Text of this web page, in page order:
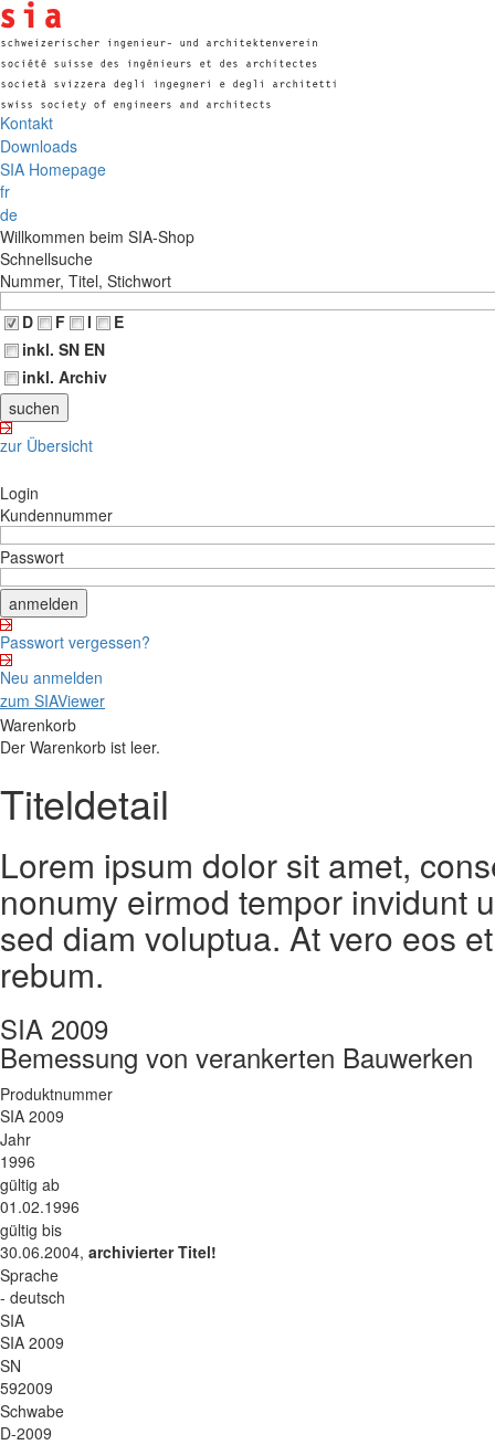
Kontakt
Downloads
SIA Homepage
fr
de
Willkommen beim SIA-Shop
Schnellsuche
Nummer, Titel, Stichwort
D
F I
E
inkl. SN EN
inkl. Archiv
zur Übersicht
Login
Kundennummer
Passwort
Passwort vergessen?
Neu anmelden
zum SIAViewer
Warenkorb
Der Warenkorb ist leer.
Titeldetail
Lorem ipsum dolor sit amet,
nonumy eirmod tempor invidunt
sed diam voluptua. At vero eos
rebum.
SIA 2009
Bemessung von verankerten Bauwerken
Produktnummer
SIA 2009
Jahr
1996
gültig ab
01.02.1996
gültig bis
30.06.2004, archivierter Titel!
Sprache
- deutsch
SIA
SIA 2009
SN
592009
Schwabe
D-2009